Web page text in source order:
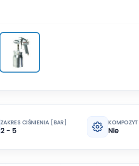
ZAKRES CIŚNIENIA [BAR]
2 - 5
KOMPOZYT
Nie